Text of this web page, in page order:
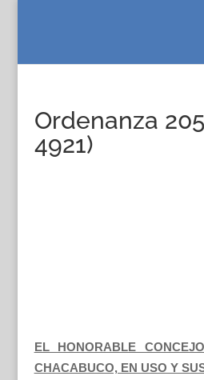
Ordenanza
4921)
EL HONORABLE
CHACABUCO, EN USO Y